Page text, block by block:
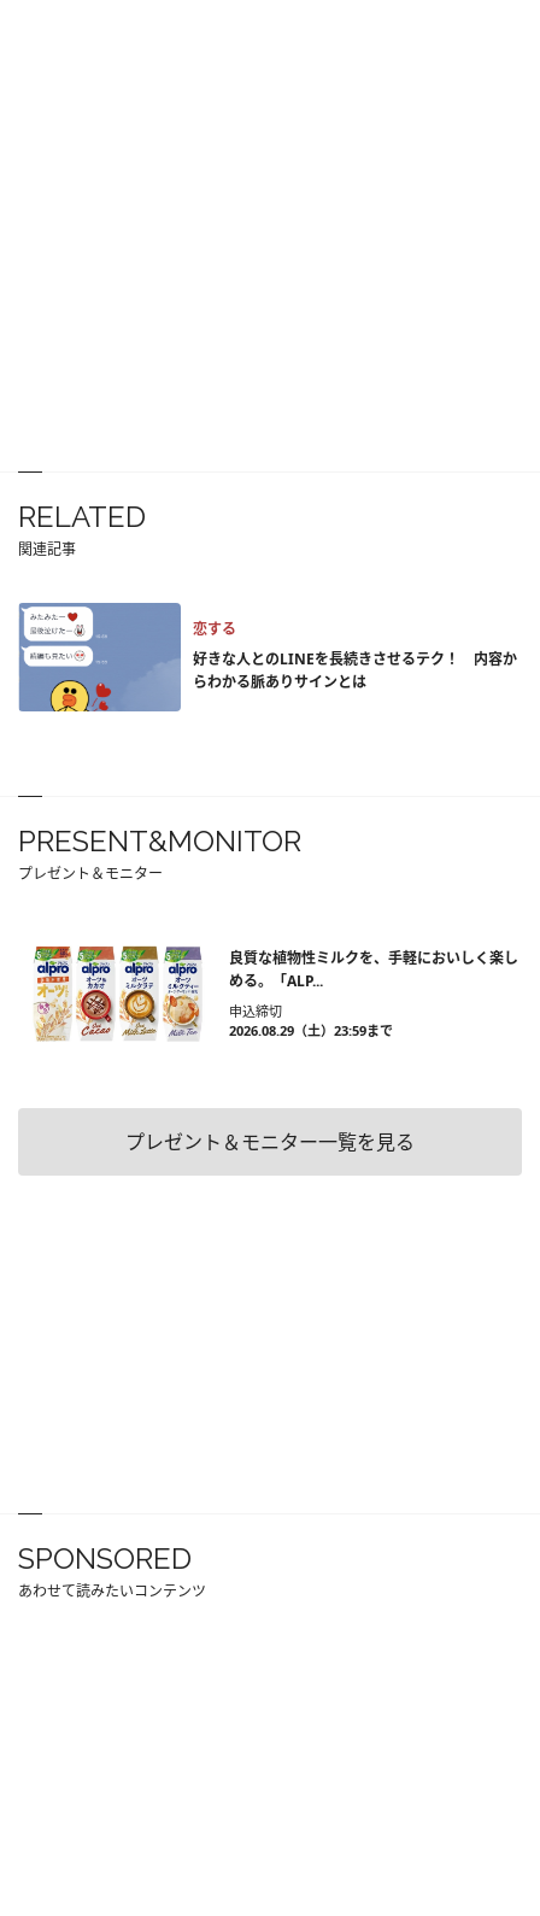
RELATED
関連記事
恋する
好きな人とのLINEを長続きさせるテク！ 内容か
らわかる脈ありサインとは
PRESENT&MONITOR
プレゼント＆モニター
良質な植物性ミルクを、手軽においしく楽し
める。「ALP...
申込締切
2026.08.29（土）23:59まで
プレゼント＆モニター一覧を見る
SPONSORED
あわせて読みたいコンテンツ